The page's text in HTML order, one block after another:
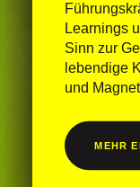
Learnings
Sinn zur
lebendige
und
MEHR